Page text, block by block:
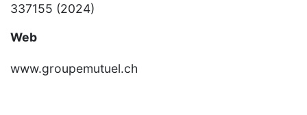
337155 (2024)
Web
www.groupemutuel.ch